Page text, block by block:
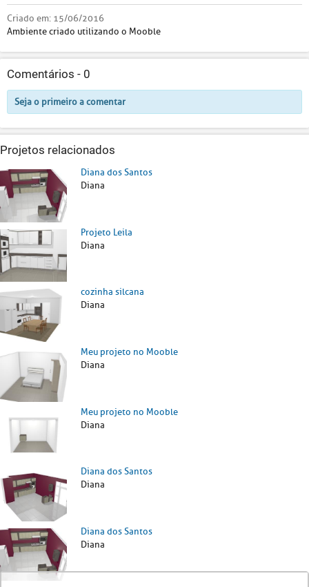
Criado em: 15/06/2016
Ambiente criado utilizando o Mooble
Comentários - 0
Seja o primeiro a comentar
Projetos relacionados
Diana dos Santos
Diana
Projeto Leila
Diana
cozinha silcana
Diana
Meu projeto no Mooble
Diana
Meu projeto no Mooble
Diana
Diana dos Santos
Diana
Diana dos Santos
Diana